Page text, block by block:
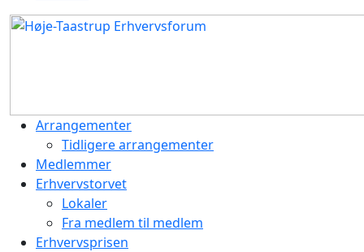
Arrangementer
Tidligere arrangementer
Medlemmer
Erhvervstorvet
Lokaler
Fra medlem til medlem
Erhvervsprisen